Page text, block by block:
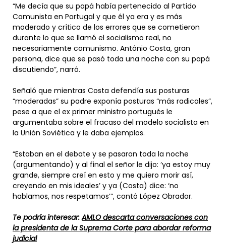
“Me decía que su papá había pertenecido al Partido
Comunista en Portugal y que él ya era y es más
moderado y crítico de los errores que se cometieron
durante lo que se llamó el socialismo real, no
necesariamente comunismo. António Costa, gran
persona, dice que se pasó toda una noche con su papá
discutiendo”, narró.
Señaló que mientras Costa defendía sus posturas
“moderadas” su padre exponía posturas “más radicales”,
pese a que el ex primer ministro portugués le
argumentaba sobre el fracaso del modelo socialista en
la Unión Soviética y le daba ejemplos.
“Estaban en el debate y se pasaron toda la noche
(argumentando) y al final el señor le dijo: ‘ya estoy muy
grande, siempre creí en esto y me quiero morir así,
creyendo en mis ideales’ y ya (Costa) dice: ‘no
hablamos, nos respetamos’”, contó López Obrador.
Te podría interesar:AMLO descarta conversaciones con
la presidenta de la Suprema Corte para abordar reforma
judicial